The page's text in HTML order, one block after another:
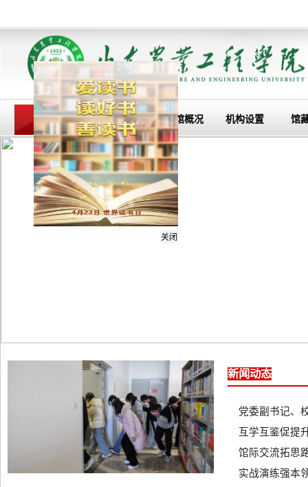
首页 主题教育 图书馆概况 机构设置 馆
新闻动态
党委副书记、
互学互鉴促提
馆际交流拓思
实战演练强本
关闭